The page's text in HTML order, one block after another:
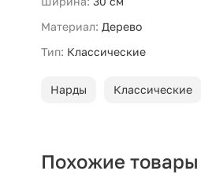
Материал: Дерево
Тип: Классические
Нарды Классические
Похожие товары